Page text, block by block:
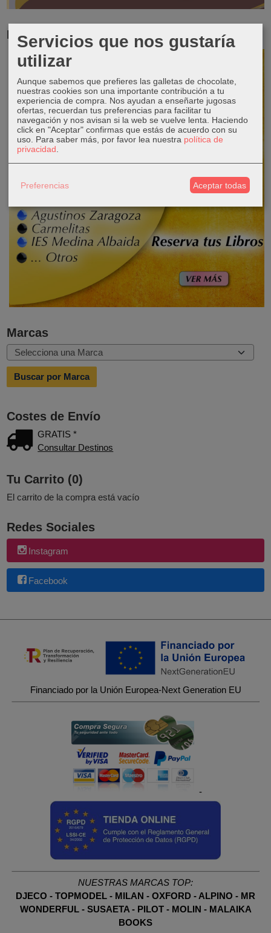
RESERVA TUS LIBROS DE TEXTO
Marcas
Costes de Envío
GRATIS *
Consultar Destinos
Tu Carrito (0)
El carrito de la compra está vacío
Redes Sociales
Instagram
Facebook
Financiado por la Unión Europea-Next Generation EU
-
NUESTRAS MARCAS TOP:
DJECO - TOPMODEL - MILAN - OXFORD - ALPINO - MR
WONDERFUL- SUSAETA- PILOT- MOLIN - MALAIKA
BOOKS
Servicios que nos gustaría
utilizar
Aunque sabemos que prefieres las galletas de chocolate,
nuestras cookies son una importante contribución a tu
experiencia de compra. Nos ayudan a enseñarte jugosas
ofertas, recuerdan tus preferencias para facilitar tu
navegación y nos avisan si la web se vuelve lenta. Haciendo
click en "Aceptar" confirmas que estás de acuerdo con su
uso. Para saber más, por favor lea nuestra política de
privacidad
Preferencias Aceptar todas